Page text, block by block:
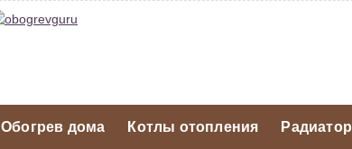
Обогрев дома Котлы отопления